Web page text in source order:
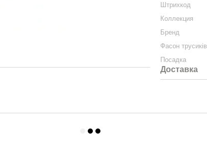
Штрихкод
Коллекция
Бренд
Фасон трусиків
Посадка
Доставка